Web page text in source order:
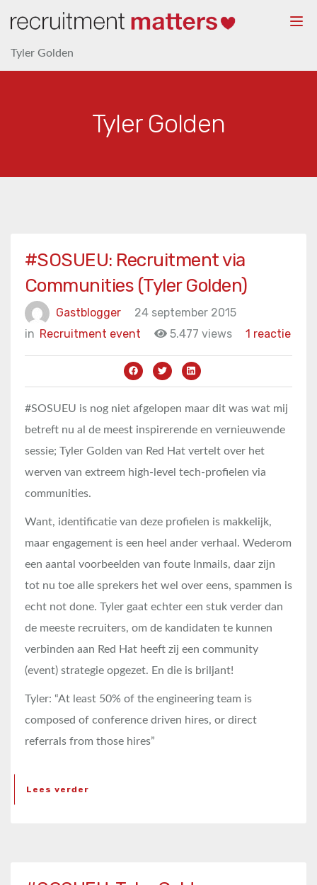
Tyler Golden
Tyler Golden
#SOSUEU: Recruitment via
Communities (Tyler Golden)
Gastblogger
24 september 2015
in Recruitment event 5.477 views 1 reactie
#SOSUEU is nog niet afgelopen maar dit was wat mij
betreft nu al de meest inspirerende en vernieuwende
sessie; Tyler Golden van Red Hat vertelt over het
werven van extreem high-level tech-profielen via
communities.
Want, identificatie van deze profielen is makkelijk,
maar engagement is een heel ander verhaal. Wederom
een aantal voorbeelden van foute Inmails, daar zijn
tot nu toe alle sprekers het wel over eens, spammen is
echt not done. Tyler gaat echter een stuk verder dan
de meeste recruiters, om de kandidaten te kunnen
verbinden aan Red Hat heeft zij een community
(event) strategie opgezet. En die is briljant!
Tyler: “At least 50% of the engineering team is
composed of conference driven hires, or direct
referrals from those hires”
Lees verder